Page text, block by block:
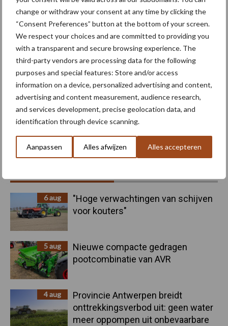
change or withdraw your consent at any time by clicking the
“Consent Preferences” button at the bottom of your screen.
We respect your choices and are committed to providing you
with a transparent and secure browsing experience. The
third-party vendors are processing data for the following
purposes and special features: Store and/or access
information on a device, personalized advertising and content,
advertising and content measurement, audience research,
and services development, precise geolocation data, and
identification through device scanning.
Aanpassen Alles afwijzen Alles accepteren
Sidebar
6 aug
"Hoge verwachtingen van schijven
voor kouters"
5 aug
Nieuwe compacte gedragen
pootcombinatie van AVR
4 aug
Provincie Antwerpen breidt
onttrekkingsverbod uit: geen water
meer oppompen uit onbevaarbare
Machines Duurzaamheid
Toon meer